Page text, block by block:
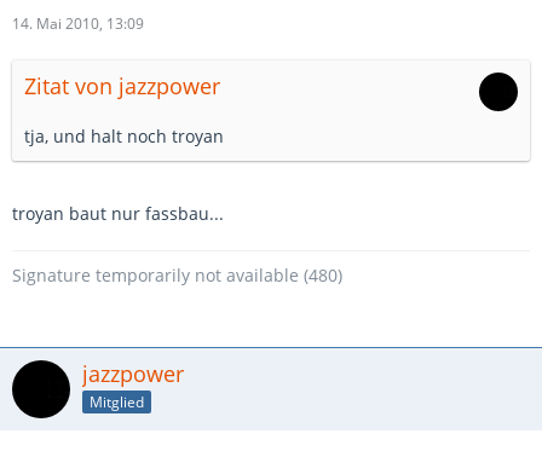
14. Mai 2010, 13:09
Zitat von jazzpower
tja, und halt noch troyan
troyan baut nur fassbau...
Signature temporarily not available (480)
jazzpower
Mitglied